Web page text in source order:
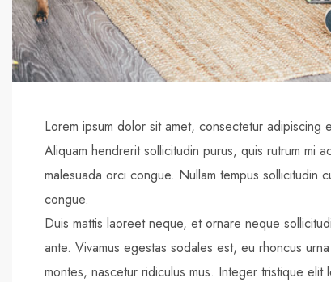
Lorem ipsum dolor sit amet, consectetur
Aliquam hendrerit sollicitudin purus, quis rutrum mi
malesuada orci congue. Nullam tempus sollicitudin
congue.
Duis mattis laoreet neque, et ornare neque
ante. Vivamus egestas sodales est, eu rhoncus
montes, nascetur ridiculus mus. Integer tristique